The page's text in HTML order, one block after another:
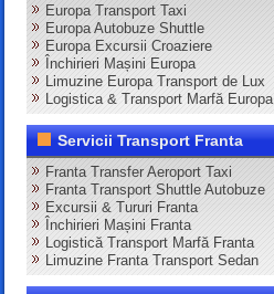
Europa Transport Taxi
Europa Autobuze Shuttle
Europa Excursii Croaziere
Închirieri Mașini Europa
Limuzine Europa Transport de Lux
Logistica & Transport Marfă Europa
Servicii Transport Franta
Franta Transfer Aeroport Taxi
Franta Transport Shuttle Autobuze
Excursii & Tururi Franta
Închirieri Mașini Franta
Logistică Transport Marfă Franta
Limuzine Franta Transport Sedan